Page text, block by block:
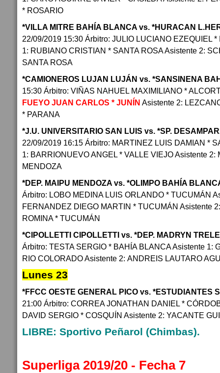
* ROSARIO
*VILLA MITRE BAHÍA BLANCA vs. *HURACAN
22/09/2019 15:30 Árbitro: JULIO LUCIANO EZEQUIEL
1: RUBIANO CRISTIAN * SANTA ROSA Asistente 2:
SANTA ROSA
*CAMIONEROS LUJAN LUJÁN vs. *SANSINENA
15:30 Árbitro: VIÑAS NAHUEL MAXIMILIANO *
FUEYO JUAN CARLOS * JUNÍN Asistente 2:
* PARANA
*J.U. UNIVERSITARIO SAN LUIS vs. *SP.
22/09/2019 16:15 Árbitro: MARTINEZ LUIS DAMIAN *
1: BARRIONUEVO ANGEL * VALLE VIEJO Asistente
MENDOZA
*DEP. MAIPU MENDOZA vs. *OLIMPO BAHÍA
Árbitro: LOBO MEDINA LUIS ORLANDO * TUCUMÁN
FERNANDEZ DIEGO MARTIN * TUCUMÁN Asistente
ROMINA * TUCUMÁN
*CIPOLLETTI CIPOLLETTI vs. *DEP. MADRYN
Árbitro: TESTA SERGIO * BAHÍA BLANCA Asistente 1:
RIO COLORADO Asistente 2: ANDREIS LAUTARO
Lunes 23
*FFCC OESTE GENERAL PICO vs. *ESTUDIANTES
21:00 Árbitro: CORREA JONATHAN DANIEL *
DAVID SERGIO * COSQUÍN Asistente 2: YACANTE
LIBRE: Sportivo Peñarol (Chimbas).
Superliga 2019/20 - Fecha 7